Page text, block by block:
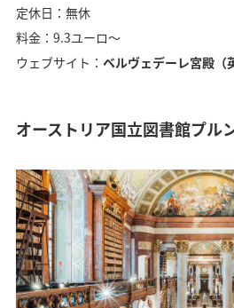
定休日：無休
料金：9.3ユーロ〜
ウェブサイト： ベルヴェデーレ宮殿（
オーストリア国立図書館プル